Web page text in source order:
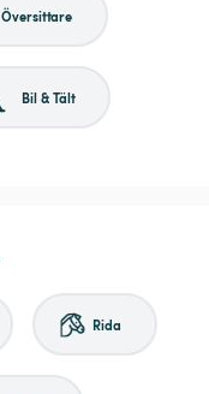
Översittare
Bil & Tält
Rida